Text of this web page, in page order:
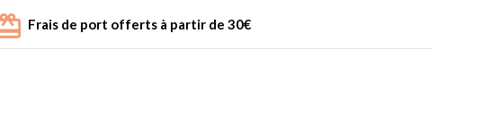
Frais de port offerts à partir de 30€